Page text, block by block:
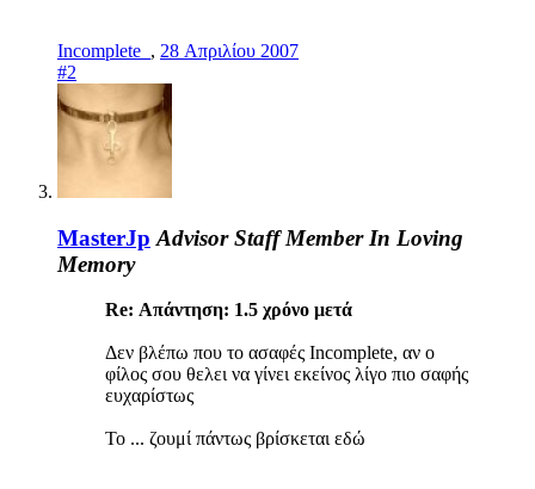
Incomplete_ , 28 Απριλίου 2007
#2
MasterJp Advisor Staff Member In Loving
Memory
Re: Απάντηση: 1.5 χρόνo μετά
Δεν βλέπω που το ασαφές Incomplete, αν ο
φίλος σου θελει να γίνει εκείνος λίγο πιο σαφής
ευχαρίστως
To ... ζουμί πάντως βρίσκεται εδώ